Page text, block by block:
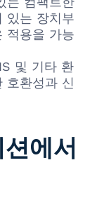
있는 장치부
적용을 가능
및 기타 환
호환성과 신
에서